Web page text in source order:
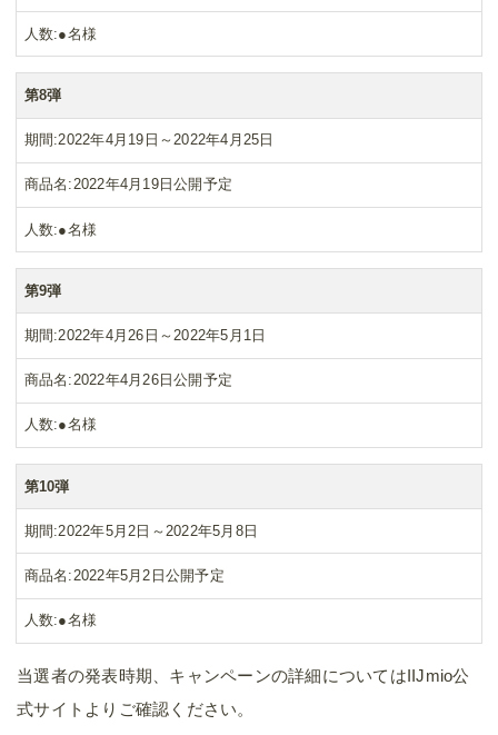
人数 ●名様
第8弾
期間 2022年4月19日～2022年4月25日
商品名 2022年4月19日公開予定
人数 ●名様
第9弾
期間 2022年4月26日～2022年5月1日
商品名 2022年4月26日公開予定
人数 ●名様
第10弾
期間 2022年5月2日～2022年5月8日
商品名 2022年5月2日公開予定
人数 ●名様
当選者の発表時期、キャンペーンの詳細についてはIIJmio公
式サイトよりご確認ください。